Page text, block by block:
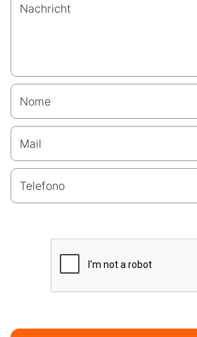
Nachricht
Nome
Mail
Telefono